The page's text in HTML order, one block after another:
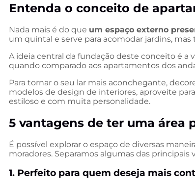
Entenda o conceito de
Nada mais é do que um espaço externo
um quintal e serve para acomodar jardins,
A ideia central da fundação deste conceito é a
quando comparado aos apartamentos dos
Para tornar o seu lar mais aconchegante,
modelos de design de interiores, aproveite
estiloso e com muita personalidade.
5 vantagens de ter uma área
É possível explorar o espaço de diversas
moradores. Separamos algumas das
1. Perfeito para quem deseja mais